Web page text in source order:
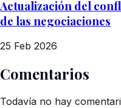
Actualización del
de las negociaciones
25 Feb 2026
Comentarios
Todavía no hay